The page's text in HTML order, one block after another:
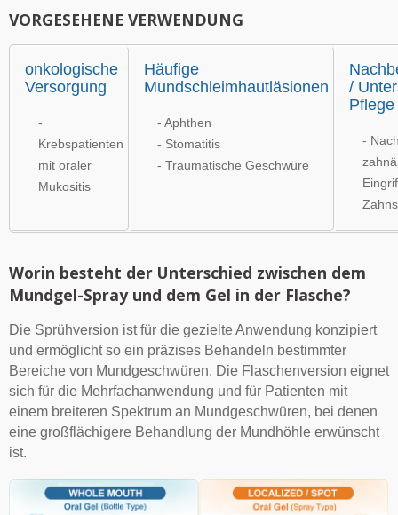
VORGESEHENE VERWENDUNG
onkologische
Versorgung
-
Krebspatienten
mit oraler
Mukositis
Häufige
Mundschleimhautläsionen
- Aphthen
- Stomatitis
- Traumatische Geschwüre
/
Pflege
-
Worin besteht der Unterschied zwischen dem
Mundgel-Spray und dem Gel in der Flasche?
Die Sprühversion ist für die gezielte Anwendung konzipiert
und ermöglicht so ein präzises Behandeln bestimmter
Bereiche von Mundgeschwüren. Die Flaschenversion eignet
sich für die Mehrfachanwendung und für Patienten mit
einem breiteren Spektrum an Mundgeschwüren, bei denen
eine großflächigere Behandlung der Mundhöhle erwünscht
ist.